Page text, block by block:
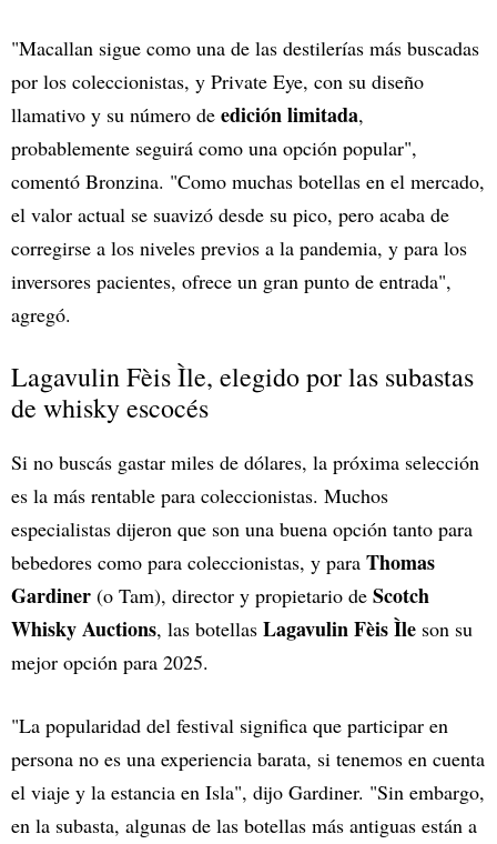
"Macallan sigue como una de las destilerías más buscadas
por los coleccionistas, y Private Eye, con su diseño
llamativo y su número de edición limitada,
probablemente seguirá como una opción popular",
comentó Bronzina. "Como muchas botellas en el mercado,
el valor actual se suavizó desde su pico, pero acaba de
corregirse a los niveles previos a la pandemia, y para los
inversores pacientes, ofrece un gran punto de entrada",
agregó.
Lagavulin Fèis Ìle, elegido por las subastas
de whisky escocés
Si no buscás gastar miles de dólares, la próxima selección
es la más rentable para coleccionistas. Muchos
especialistas dijeron que son una buena opción tanto para
bebedores como para coleccionistas, y para Thomas
Gardiner (o Tam), director y propietario de Scotch
Whisky Auctions, las botellas Lagavulin Fèis Ìle son su
mejor opción para 2025.
"La popularidad del festival significa que participar en
persona no es una experiencia barata, si tenemos en cuenta
el viaje y la estancia en Isla", dijo Gardiner. "Sin embargo,
en la subasta, algunas de las botellas más antiguas están a